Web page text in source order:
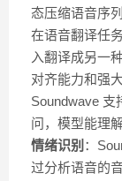
态压缩语音序
在语音翻译任
入翻译成另一
对齐能力和强
Soundwave 支
问，模型能理
情绪识别 ：
过分析语音的